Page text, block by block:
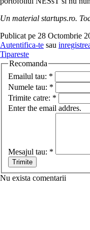
Un material startups.ro.
Publicat pe 28 Octombrie
Autentifica-te sau
Tipareste
Recomanda
Emailul tau: *
Numele tau: *
Trimite catre: *
Enter the email addres.
Mesajul tau: *
Nu exista comentarii